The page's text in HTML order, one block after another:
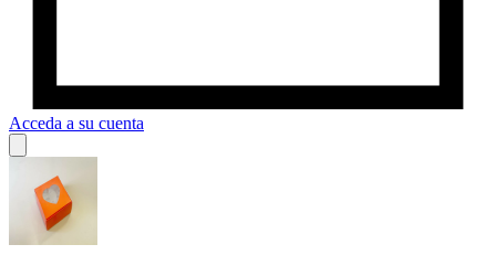
Acceda a su cuenta